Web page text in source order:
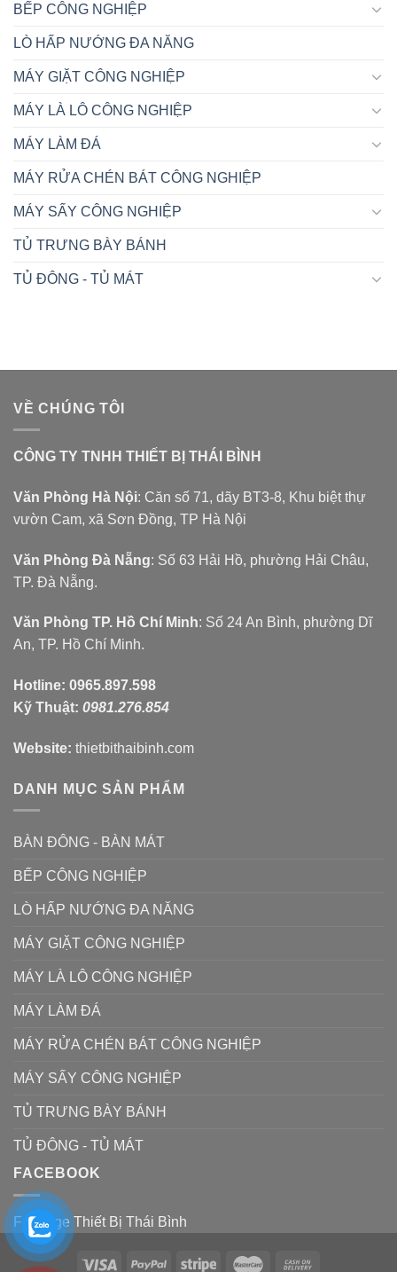
BẾP CÔNG NGHIỆP
LÒ HẤP NƯỚNG ĐA NĂNG
MÁY GIẶT CÔNG NGHIỆP
MÁY LÀ LÔ CÔNG NGHIỆP
MÁY LÀM ĐÁ
MÁY RỬA CHÉN BÁT CÔNG NGHIỆP
MÁY SẤY CÔNG NGHIỆP
TỦ TRƯNG BÀY BÁNH
TỦ ĐÔNG - TỦ MÁT
VỀ CHÚNG TÔI
CÔNG TY TNHH THIẾT BỊ THÁI BÌNH
Văn Phòng Hà Nội: Căn số 71, dãy BT3-8, Khu biệt thự
vườn Cam, xã Sơn Đồng, TP Hà Nội
Văn Phòng Đà Nẵng: Số 63 Hải Hồ, phường Hải Châu,
TP. Đà Nẵng.
Văn Phòng TP. Hồ Chí Minh: Số 24 An Bình, phường Dĩ
An, TP. Hồ Chí Minh.
Hotline: 0965.897.598
Kỹ Thuật: 0981.276.854
Website: thietbithaibinh.com
DANH MỤC SẢN PHẨM
BÀN ĐÔNG - BÀN MÁT
BẾP CÔNG NGHIỆP
LÒ HẤP NƯỚNG ĐA NĂNG
MÁY GIẶT CÔNG NGHIỆP
MÁY LÀ LÔ CÔNG NGHIỆP
MÁY LÀM ĐÁ
MÁY RỬA CHÉN BÁT CÔNG NGHIỆP
MÁY SẤY CÔNG NGHIỆP
TỦ TRƯNG BÀY BÁNH
TỦ ĐÔNG - TỦ MÁT
FACEBOOK
Fanpage Thiết Bị Thái Bình